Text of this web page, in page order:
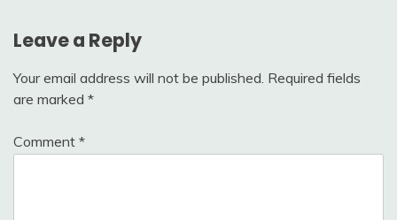
Leave a Reply
Your email address will not be published. Required fields
are marked *
Comment *